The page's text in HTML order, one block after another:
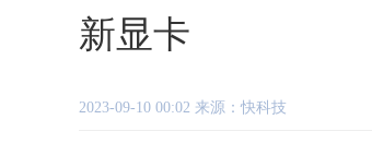
新显卡
2023-09-10 00:02 来源：快科技